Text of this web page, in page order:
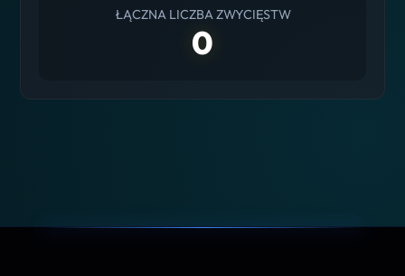
ŁĄCZNA LICZBA ZWYCIĘSTW
0